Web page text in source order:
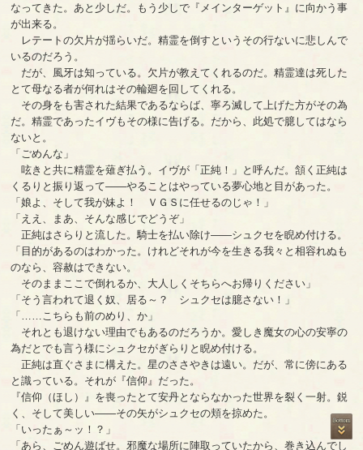
なってきた。あと少しだ。もう少しで『メインターゲット』に向かう事
が出来る。
レテートの欠片が揺らいだ。精霊を倒すというその行ないに悲しんで
いるのだろう。
だが、風牙は知っている。欠片が教えてくれるのだ。精霊達は死した
とて母なる者が何れはその輪廻を回してくれる。
その身をも害された結果であるならば、寧ろ滅して上げた方がその為
だ。精霊であったイヴもその様に告げる。だから、此処で臆してはなら
ないと。
「ごめんな」
呟きと共に精霊を薙ぎ払う。イヴが「正純！」と呼んだ。頷く正純は
くるりと振り返って――やることはやっている夢心地と目があった。
「娘よ、そして我が妹よ！ ＶＧＳに任せるのじゃ！」
「ええ、まあ、そんな感じでどうぞ」
正純はさらりと流した。騎士を払い除け――シュクセを睨め付ける。
「目的があるのはわかった。けれどそれが今を生きる我々と相容れぬも
のなら、容赦はできない。
そのままここで倒れるか、大人しくそちらへお帰りください」
「そう言われて退く奴、居る～？ シュクセは臆さない！」
「……こちらも前のめり、か」
それとも退けない理由でもあるのだろうか。愛しき魔女の心の安寧の
為だとでも言う様にシュクセがぎらりと睨め付ける。
正純は直ぐさまに構えた。星のささやきは遠い。だが、常に傍にある
と識っている。それが『信仰』だった。
『信仰（ほし）』を喪ったとて安丹とならなかった世界を裂く一射。鋭
く、そして美しい――その矢がシュクセの頬を掠めた。
「いったぁ～ッ！？」
「あら、ごめん遊ばせ。邪魔な場所に陣取っていたから、巻き込んでし